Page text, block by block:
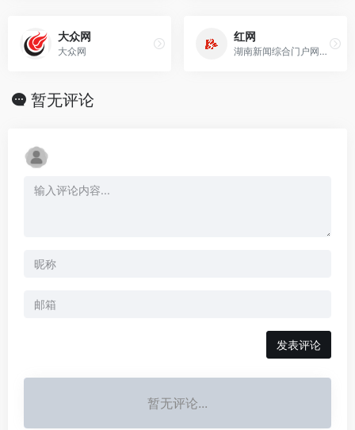
大众网
大众网
红网
湖南新闻综合门户网站，国内网站新闻影响力十强，中国地方新闻网站第一品牌，湖南省党网。2001年成立。提供新闻信息、生活资讯、视频直播、论坛博客、手机报、客户端、
暂无评论
发表评论
暂无评论...